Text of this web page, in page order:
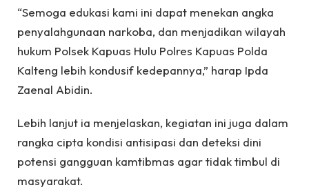
“Semoga edukasi kami ini dapat menekan angka
penyalahgunaan narkoba, dan menjadikan wilayah
hukum Polsek Kapuas Hulu Polres Kapuas Polda
Kalteng lebih kondusif kedepannya,” harap Ipda
Zaenal Abidin.
Lebih lanjut ia menjelaskan, kegiatan ini juga dalam
rangka cipta kondisi antisipasi dan deteksi dini
potensi gangguan kamtibmas agar tidak timbul di
masyarakat.